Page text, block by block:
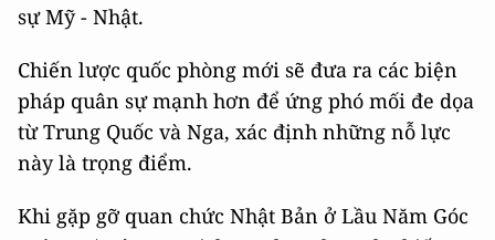
sự Mỹ - Nhật.
Chiến lược quốc phòng mới sẽ đưa ra các biện
pháp quân sự mạnh hơn để ứng phó mối đe dọa
từ Trung Quốc và Nga, xác định những nỗ lực
này là trọng điểm.
Khi gặp gỡ quan chức Nhật Bản ở Lầu Năm Góc